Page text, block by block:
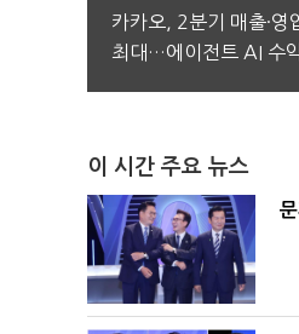
카카오, 2분기 매출·영
최대…에이전트 AI 수
이 시간 주요 뉴스